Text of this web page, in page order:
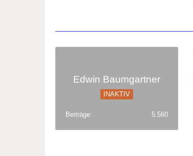
Edwin Baumgartner
INAKTIV
Beiträge 5.560